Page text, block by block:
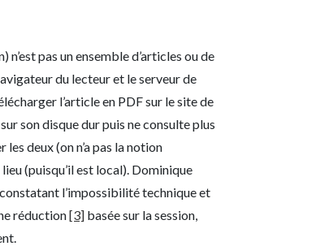
pas un ensemble d’articles ou de
du lecteur et le serveur de
l’article en PDF sur le site de
son disque dur puis ne consulte plus
deux (on n’a pas la notion
(puisqu’il est local). Dominique
l’impossibilité technique et
réduction[3] basée sur la session,